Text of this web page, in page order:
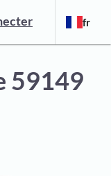
fr
59149